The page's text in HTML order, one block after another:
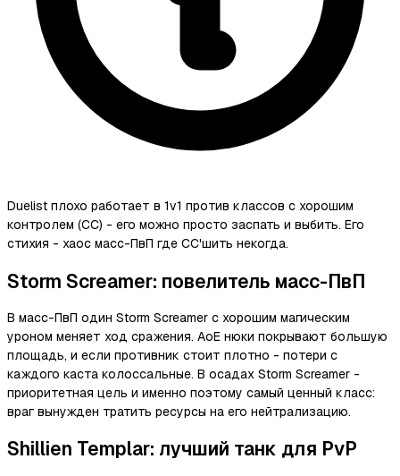
Duelist плохо работает в 1v1 против классов с хорошим
контролем (CC) - его можно просто заспать и выбить. Его
стихия - хаос масс-ПвП где CC'шить некогда.
Storm Screamer: повелитель масс-ПвП
В масс-ПвП один Storm Screamer с хорошим магическим
уроном меняет ход сражения. AoE нюки покрывают большую
площадь, и если противник стоит плотно - потери с
каждого каста колоссальные. В осадах Storm Screamer -
приоритетная цель и именно поэтому самый ценный класс:
враг вынужден тратить ресурсы на его нейтрализацию.
Shillien Templar: лучший танк для PvP